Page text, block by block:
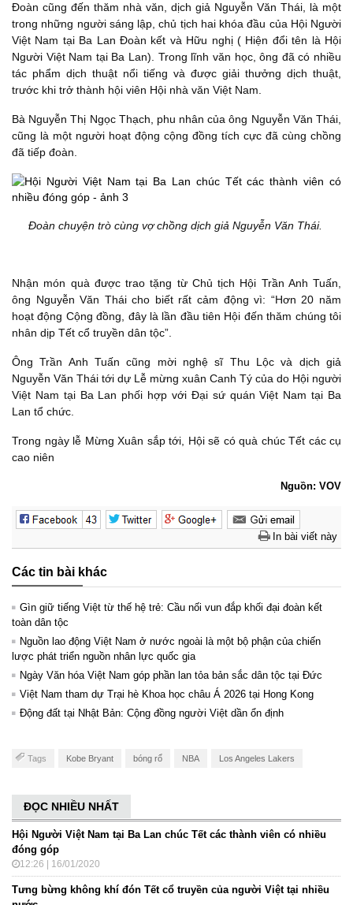
Đoàn cũng đến thăm nhà văn, dịch giả Nguyễn Văn Thái, là một
trong những người sáng lập, chủ tịch hai khóa đầu của Hội Người
Việt Nam tại Ba Lan Đoàn kết và Hữu nghị ( Hiện đổi tên là Hội
Người Việt Nam tại Ba Lan). Trong lĩnh văn học, ông đã có nhiều
tác phẩm dịch thuật nổi tiếng và được giải thưởng dịch thuật,
trước khi trở thành hội viên Hội nhà văn Việt Nam.
Bà Nguyễn Thị Ngọc Thạch, phu nhân của ông Nguyễn Văn Thái,
cũng là một người hoạt động cộng đồng tích cực đã cùng chồng
đã tiếp đoàn.
Đoàn chuyện trò cùng vợ chồng dịch giả Nguyễn Văn Thái.
Nhận món quà được trao tặng từ Chủ tịch Hội Trần Anh Tuấn,
ông Nguyễn Văn Thái cho biết rất cảm động vì: “Hơn 20 năm
hoạt động Cộng đồng, đây là lần đầu tiên Hội đến thăm chúng tôi
nhân dịp Tết cổ truyền dân tộc”.
Ông Trần Anh Tuấn cũng mời nghệ sĩ Thu Lộc và dịch giả
Nguyễn Văn Thái tới dự Lễ mừng xuân Canh Tý của do Hội người
Việt Nam tại Ba Lan phối hợp với Đại sứ quán Việt Nam tại Ba
Lan tổ chức.
Trong ngày lễ Mừng Xuân sắp tới, Hội sẽ có quà chúc Tết các cụ
cao niên
Nguồn: VOV
In bài viết này
Các tin bài khác
Gìn giữ tiếng Việt từ thế hệ trẻ: Cầu nối vun đắp khối đại đoàn kết
toàn dân tộc
Nguồn lao động Việt Nam ở nước ngoài là một bộ phận của chiến
lược phát triển nguồn nhân lực quốc gia
Ngày Văn hóa Việt Nam góp phần lan tỏa bản sắc dân tộc tại Đức ​
Việt Nam tham dự Trại hè Khoa học châu Á 2026 tại Hong Kong
Động đất tại Nhật Bản: Cộng đồng người Việt dần ổn định
Tags Kobe Bryant bóng rổ NBA Los Angeles Lakers
ĐỌC NHIỀU NHẤT
Hội Người Việt Nam tại Ba Lan chúc Tết các thành viên có nhiều
đóng góp
12:26 | 16/01/2020
Tưng bừng không khí đón Tết cổ truyền của người Việt tại nhiều